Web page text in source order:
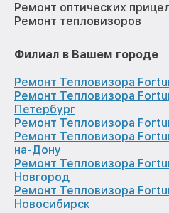
Ремонт оптических
Ремонт тепловизоров
Филиал в Вашем городе
Ремонт Тепловизора
Ремонт Тепловизора
Петербург
Ремонт Тепловизора
Ремонт Тепловизора
на-Дону
Ремонт Тепловизора
Новгород
Ремонт Тепловизора
Новосибирск